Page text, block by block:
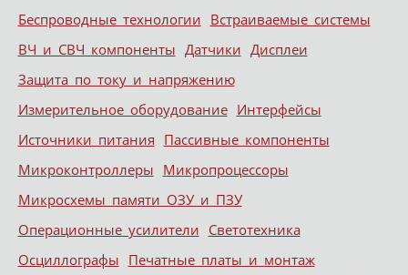
Беспроводные технологии Встраиваемые системы
ВЧ и СВЧ компоненты Датчики Дисплеи
Защита по току и напряжению
Измерительное оборудование Интерфейсы
Источники питания Пассивные компоненты
Микроконтроллеры Микропроцессоры
Микросхемы памяти ОЗУ и ПЗУ
Операционные усилители Светотехника
Осциллографы Печатные платы и монтаж